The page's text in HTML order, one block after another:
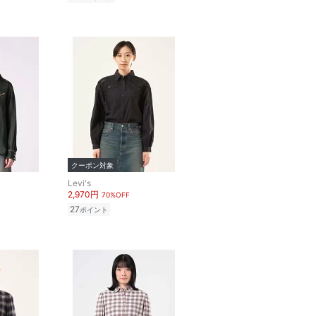
クーポン対象
Levi's
2,970円 70%OFF
27ポイント